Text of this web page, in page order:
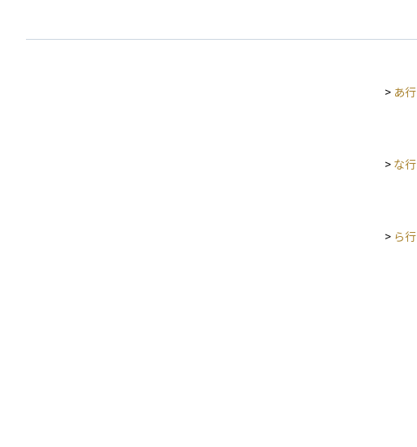
えている方など、特定の期間だけ万が一の保障を
> あ行
> な行
> ら行